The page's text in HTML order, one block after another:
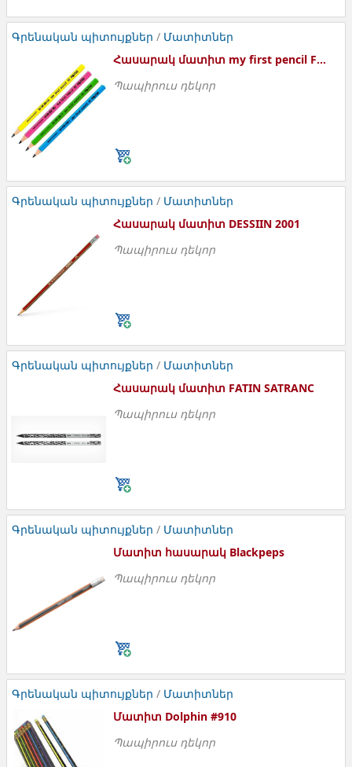
Գրենական պիտույքներ / Մատիտներ
Հասարակ մատիտ my first pencil FATIN
Պապիրուս դեկոր
Գրենական պիտույքներ / Մատիտներ
Հասարակ մատիտ DESSIIN 2001
Պապիրուս դեկոր
Գրենական պիտույքներ / Մատիտներ
Հասարակ մատիտ FATIN SATRANC
Պապիրուս դեկոր
Գրենական պիտույքներ / Մատիտներ
Մատիտ հասարակ Blackpeps
Պապիրուս դեկոր
Գրենական պիտույքներ / Մատիտներ
Մատիտ Dolphin #910
Պապիրուս դեկոր